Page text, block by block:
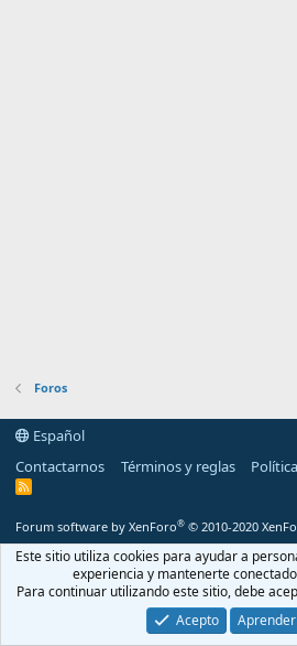
Foros
Español
Contactarnos
Términos y reglas
R
Forum software by XenForo® © 2010-2020
Este sitio utiliza cookies para ayudar a
experiencia y mantenerte
Para continuar utilizando este sitio, debe
Acepto